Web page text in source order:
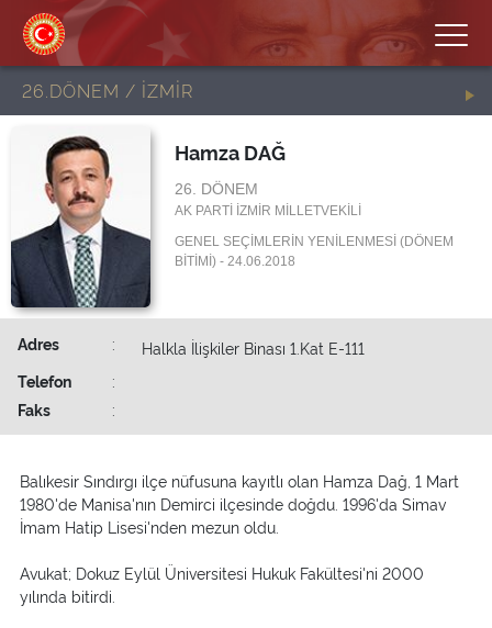
26.DÖNEM / İZMİR
Hamza DAĞ
26. DÖNEM
AK PARTİ İZMİR MİLLETVEKİLİ
GENEL SEÇİMLERİN YENİLENMESİ (DÖNEM
BİTİMİ) - 24.06.2018
Adres :
Halkla İlişkiler Binası 1.Kat E-111
Telefon
:
Faks
:
Balıkesir Sındırgı ilçe nüfusuna kayıtlı olan Hamza Dağ, 1 Mart
1980'de Manisa'nın Demirci ilçesinde doğdu. 1996'da Simav
İmam Hatip Lisesi'nden mezun oldu.
Avukat; Dokuz Eylül Üniversitesi Hukuk Fakültesi'ni 2000
yılında bitirdi.